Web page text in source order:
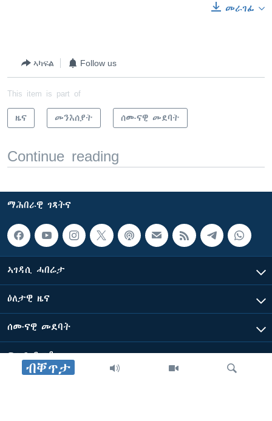
ብቐጥታ
መራገፊ
ኣካፍል Follow us
This item is part of
ዜና መንእሰያት ሰሙናዊ መደባት
Continue reading
ማሕበራዊ ገጻትና
ኣገዳሲ ሓበሬታ
ዕለታዊ ዜና
ሰሙናዊ መደባት
ፍሉይ ዓምዲ